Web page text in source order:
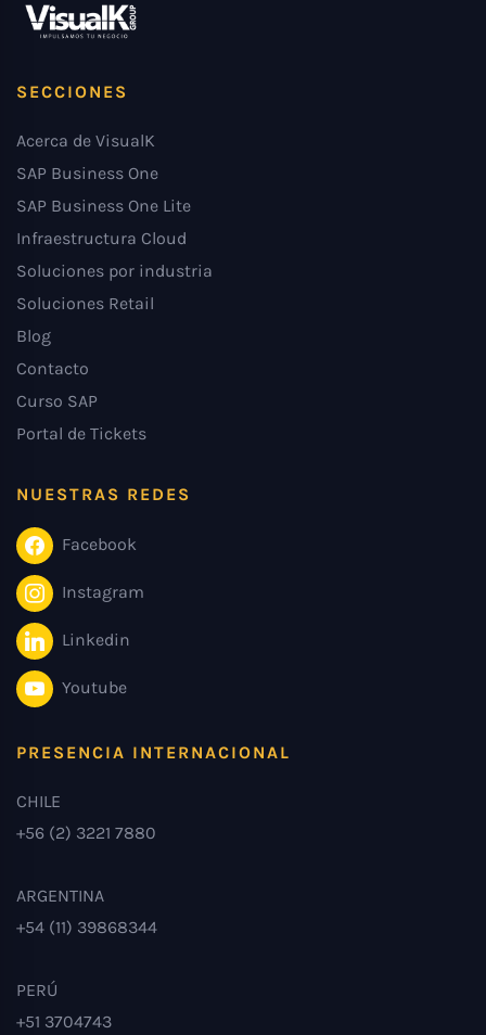
SECCIONES
Acerca de VisualK
SAP Business One
SAP Business One Lite
Infraestructura Cloud
Soluciones por industria
Soluciones Retail
Blog
Contacto
Curso SAP
Portal de Tickets
NUESTRAS REDES
Facebook
Instagram
Linkedin
Youtube
PRESENCIA INTERNACIONAL
CHILE
+56 (2) 3221 7880
ARGENTINA
+54 (11) 39868344
PERÚ
+51 3704743